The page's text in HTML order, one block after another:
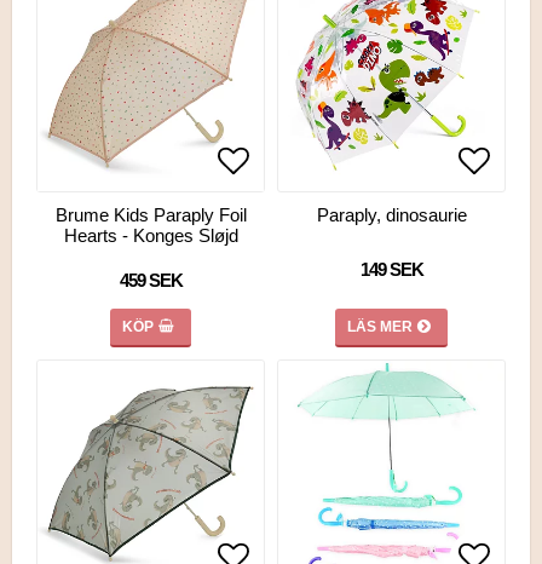
Lägg till i favoritlistan
Brume Kids Paraply Foil
Hearts - Konges Sløjd
459 SEK
KÖP
Lägg
Paraply, dinosaurie
149 SEK
LÄS MER